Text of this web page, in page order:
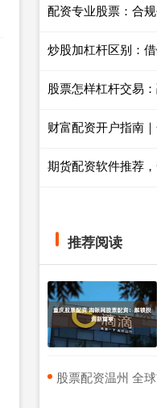
配资专业股票：合
炒股加杠杆区别：
股票怎样杠杆交易
财富配资开户指南
期货配资软件推荐
推荐阅读
股票配资温州 全